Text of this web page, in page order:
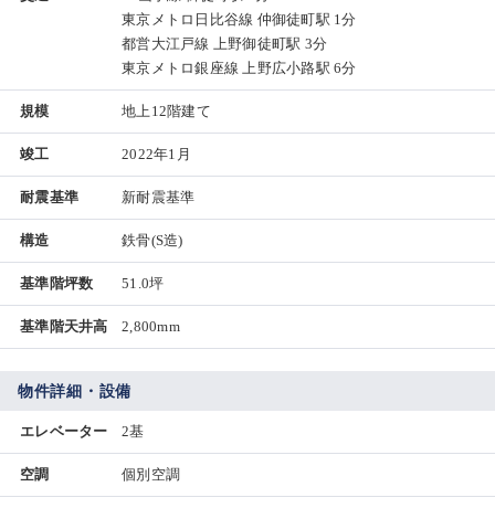
東京メトロ日比谷線 仲御徒町駅 1分
都営大江戸線 上野御徒町駅 3分
東京メトロ銀座線 上野広小路駅 6分
規模 地上12階建て
竣工 2022年1月
耐震基準 新耐震基準
構造 鉄骨(S造)
基準階坪数 51.0坪
基準階天井高 2,800mm
物件詳細・設備
エレベーター 2基
空調 個別空調